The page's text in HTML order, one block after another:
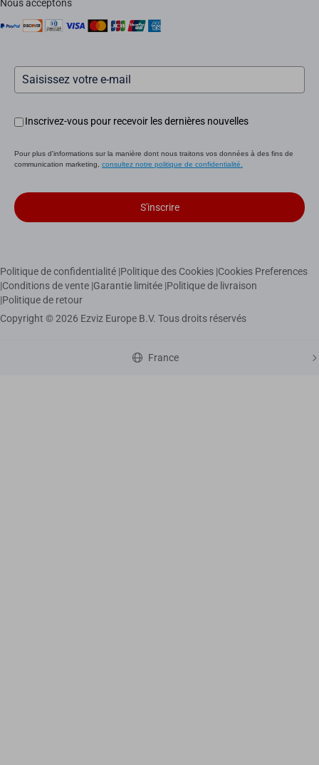
Nous acceptons
Inscrivez-vous pour recevoir les dernières nouvelles
Pour plus d'informations sur la manière dont nous traitons vos données à des fins de
communication marketing, consultez notre politique de confidentialité.
S'inscrire
Politique de confidentialité |Politique des Cookies |Cookies Preferences
|Conditions de vente |Garantie limitée |Politique de livraison
|Politique de retour
Copyright © 2026 Ezviz Europe B.V. Tous droits réservés
France